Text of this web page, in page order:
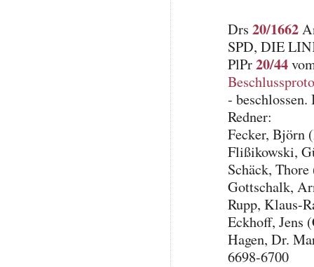
Drs 20/1662
SPD, DIE
PlPr20/44
- beschlossen.
Redner:
Fecker, Björn
Flißikowski,
Schäck,
Gottschalk,
Rupp, Klaus-
Eckhoff, Jens
Hagen, Dr.
6698-6700